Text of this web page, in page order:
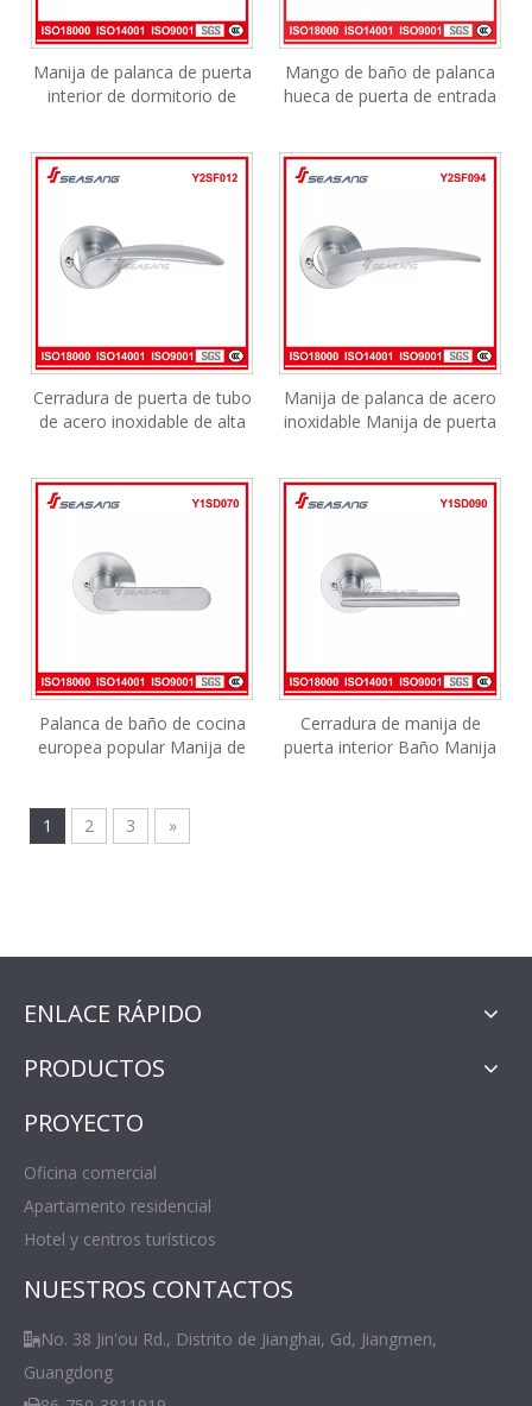
Manija de palanca de puerta
interior de dormitorio de
Mango de baño de palanca
hueca de puerta de entrada
Cerradura de puerta de tubo
de acero inoxidable de alta
Manija de palanca de acero
inoxidable Manija de puerta
Palanca de baño de cocina
europea popular Manija de
Cerradura de manija de
puerta interior Baño Manija
1
2 3 »
ENLACE RÁPIDO
PRODUCTOS
PROYECTO
Oficina comercial
Apartamento residencial
Hotel y centros turísticos
NUESTROS CONTACTOS
No. 38 Jin'ou Rd., Distrito de Jianghai, Gd, Jiangmen,
Guangdong